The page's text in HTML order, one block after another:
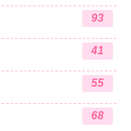
93
41
55
68